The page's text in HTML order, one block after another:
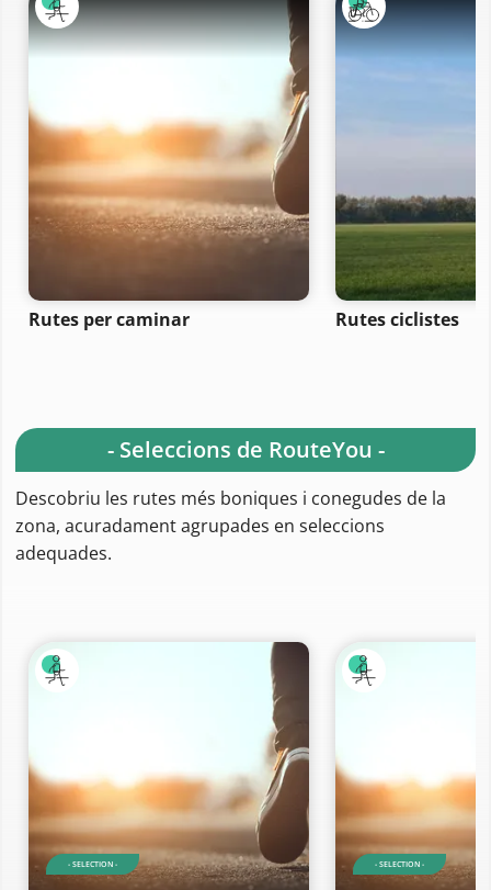
Rutes per caminar Rutes ciclistes
- Seleccions de RouteYou -
Descobriu les rutes més boniques i conegudes de la
zona, acuradament agrupades en seleccions
adequades.
- SELECTION - - SELECTION -